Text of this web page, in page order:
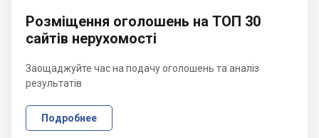
Розміщення оголошень на ТОП 30
сайтів нерухомості
Заощаджуйте час на подачу оголошень та аналіз
результатів
Подробнее